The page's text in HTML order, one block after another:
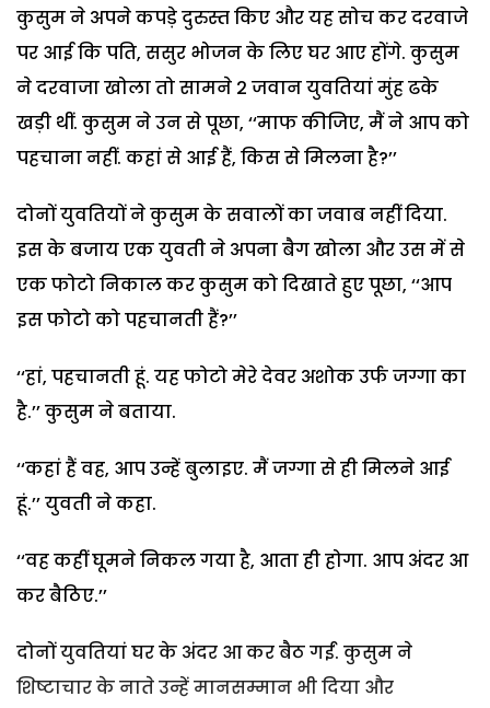
कुसुम ने अपने कपड़े दुरुस्त किए और यह सोच कर दरवाजे
पर आई कि पति, ससुर भोजन के लिए घर आए होंगे. कुसुम
ने दरवाजा खोला तो सामने 2 जवान युवतियां मुंह ढके
खड़ी थीं. कुसुम ने उन से पूछा, ‘‘माफ कीजिए, मैं ने आप को
पहचाना नहीं. कहां से आई हैं, किस से मिलना है?’’
दोनों युवतियों ने कुसुम के सवालों का जवाब नहीं दिया.
इस के बजाय एक युवती ने अपना बैग खोला और उस में से
एक फोटो निकाल कर कुसुम को दिखाते हुए पूछा, ‘‘आप
इस फोटो को पहचानती हैं?’’
‘‘हां, पहचानती हूं. यह फोटो मेरे देवर अशोक उर्फ जग्गा का
है.’’ कुसुम ने बताया.
‘‘कहां हैं वह, आप उन्हें बुलाइए. मैं जग्गा से ही मिलने आई
हूं.’’ युवती ने कहा.
‘‘वह कहीं घूमने निकल गया है, आता ही होगा. आप अंदर आ
कर बैठिए.’’
दोनों युवतियां घर के अंदर आ कर बैठ गईं. कुसुम ने
शिष्टाचार के नाते उन्हें मानसम्मान भी दिया और